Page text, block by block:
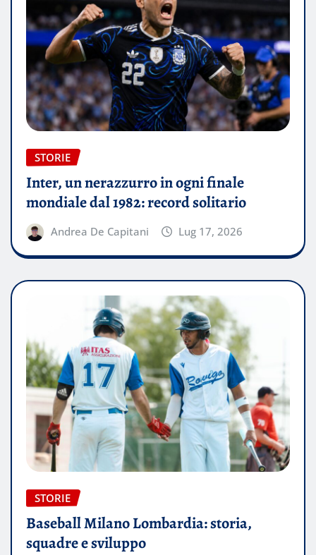
STORIE
Inter, un nerazzurro in ogni finale
mondiale dal 1982: record solitario
Andrea De Capitani Lug 17, 2026
STORIE
Baseball Milano Lombardia: storia,
squadre e sviluppo